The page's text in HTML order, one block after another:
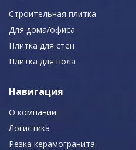
Строительная плитка
Для дома/офиса
Плитка для стен
Плитка для пола
Навигация
О компании
Логистика
Резка керамогранита